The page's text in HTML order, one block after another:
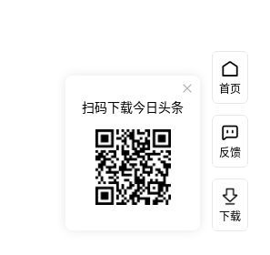
首页
反馈
下载
扫码下载今日头条